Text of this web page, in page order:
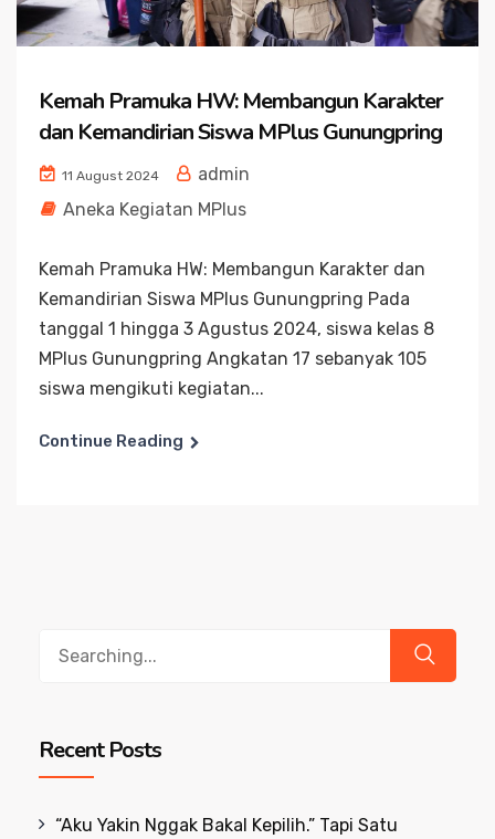
Kemah Pramuka HW: Membangun Karakter
dan Kemandirian Siswa MPlus Gunungpring
11 August 2024
admin
Aneka Kegiatan MPlus
Kemah Pramuka HW: Membangun Karakter dan
Kemandirian Siswa MPlus Gunungpring Pada
tanggal 1 hingga 3 Agustus 2024, siswa kelas 8
MPlus Gunungpring Angkatan 17 sebanyak 105
siswa mengikuti kegiatan...
Continue Reading
Recent Posts
“Aku Yakin Nggak Bakal Kepilih.” Tapi Satu